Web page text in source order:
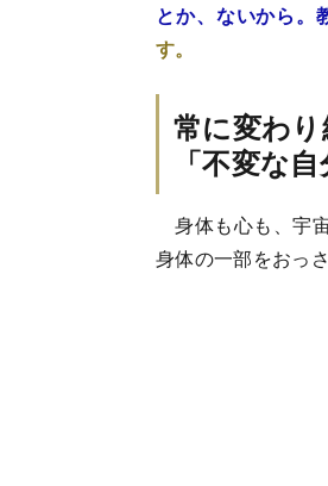
とか、ないから。
す。
常に変わ
「不変な
身体も心も、宇
身体の一部をおっ